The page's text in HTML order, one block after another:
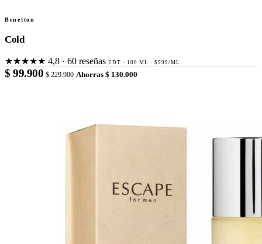
Benetton
Cold
★★★★★ 4,8 · 60 reseñas EDT · 100 ML · $999/ML
$ 99.900 $ 229.900 Ahorras $ 130.000